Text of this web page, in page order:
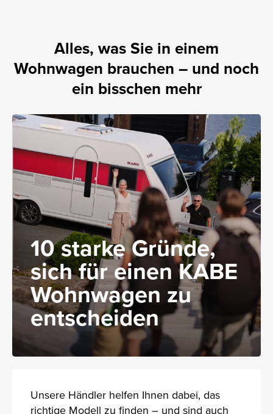
Alles, was Sie in einem
Wohnwagen brauchen – und noch
ein bisschen mehr
10 starke Gründe,
sich für einen KABE
Wohnwagen zu
entscheiden
Unsere Händler helfen Ihnen dabei, das
richtige Modell zu finden – und sind auch